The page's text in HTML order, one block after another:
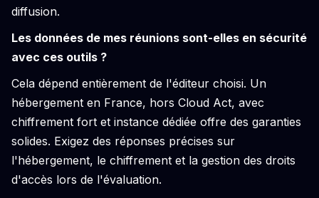
diffusion.
Les données de mes réunions sont-elles en sécurité
avec ces outils ?
Cela dépend entièrement de l'éditeur choisi. Un
hébergement en France, hors Cloud Act, avec
chiffrement fort et instance dédiée offre des garanties
solides. Exigez des réponses précises sur
l'hébergement, le chiffrement et la gestion des droits
d'accès lors de l'évaluation.